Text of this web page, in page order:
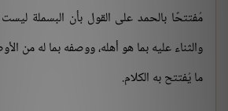
مُفتتحًا بالحمد على القول بأن البسملة ليست
والثناء عليه بما هو أهله، ووصفه بما له من
ما يُفتتح به الكلام.